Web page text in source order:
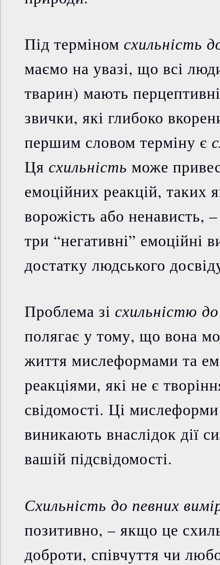
Під терміном схильність
маємо на увазі, що всі
тварин) мають
звички, які глибоко
першим словом терміну є
Ця схильність може
емоційних реакцій, таких
ворожість або ненависть,
три “негативні” емоційні
достатку людського
Проблема зі схильністю
полягає у тому, що вона
життя мислеформами та
реакціями, які не є
свідомості. Ці мислеформи
виникають внаслідок дії
вашій підсвідомості.
Схильність до певних
позитивно, – якщо це
доброти, співчуття чи